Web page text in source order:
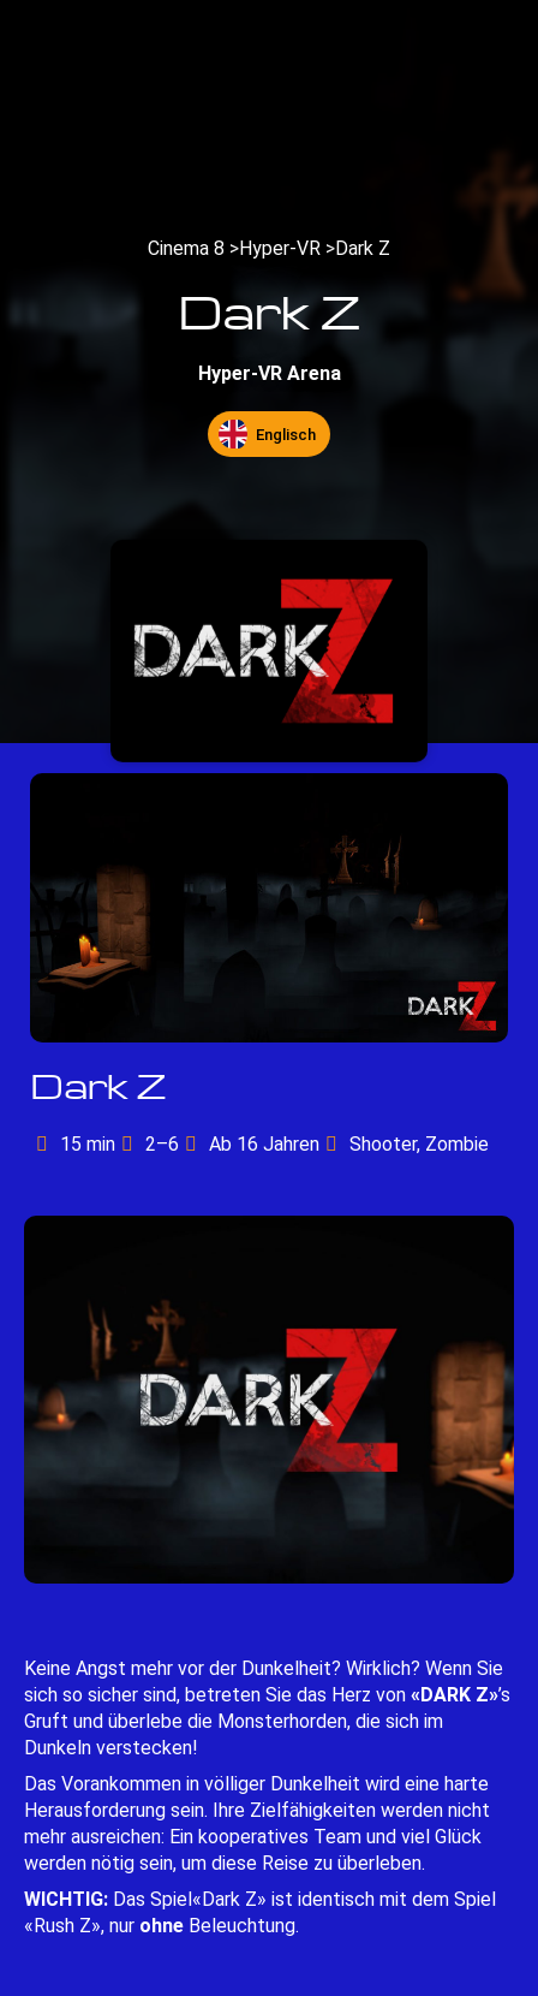
Cinema 8 >Hyper-VR >Dark Z
Dark Z
Hyper-VR Arena
Englisch
Dark Z
15 min 2–6 Ab 16 Jahren Shooter, Zombie
Keine Angst mehr vor der Dunkelheit? Wirklich? Wenn Sie
sich so sicher sind, betreten Sie das Herz von «DARK Z»’s
Gruft und überlebe die Monsterhorden, die sich im
Dunkeln verstecken!
Das Vorankommen in völliger Dunkelheit wird eine harte
Herausforderung sein. Ihre Zielfähigkeiten werden nicht
mehr ausreichen: Ein kooperatives Team und viel Glück
werden nötig sein, um diese Reise zu überleben.
WICHTIG: Das Spiel«Dark Z» ist identisch mit dem Spiel
«Rush Z», nur ohne Beleuchtung.